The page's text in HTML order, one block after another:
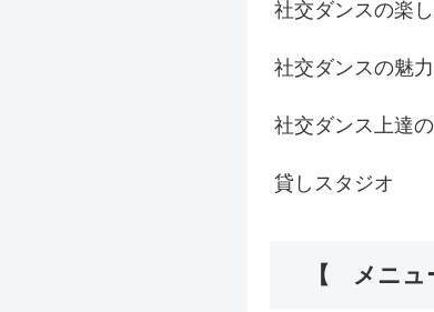
社交ダンスの楽
社交ダンスの魅力
社交ダンス上達
貸しスタジオ
【 メニュ